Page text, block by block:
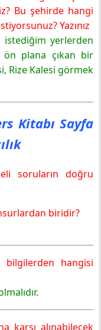
Bu şehirde hangi
Yazınız
istediğim yerlerden
ön plana çıkan bir
Rize Kalesi görmek
Kitabı Sayfa
soruların doğru
biridir?
hangisi
karşı alınabilecek